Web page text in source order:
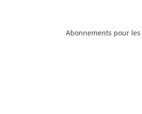
Abonnements pour